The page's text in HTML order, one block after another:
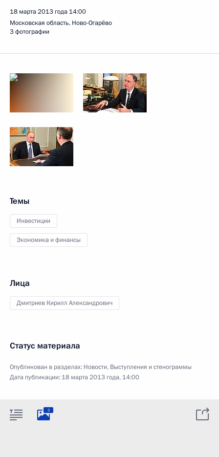
18 марта 2013 года 14:00
Московская область, Ново-Огарёво
3 фотографии
Темы
Инвестиции
Экономика и финансы
Лица
Дмитриев Кирилл Александрович
Статус материала
Опубликован в разделах: Новости, Выступления и стенограммы
Дата публикации: 18 марта 2013 года, 14:00
3